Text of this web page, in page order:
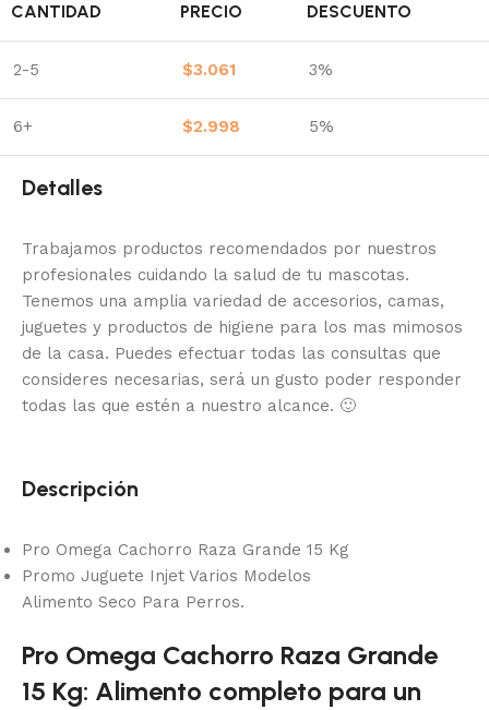
CANTIDAD PRECIO DESCUENTO
2-5 $3.061 3%
6+ $2.998 5%
Detalles
Trabajamos productos recomendados por nuestros
profesionales cuidando la salud de tu mascotas.
Tenemos una amplia variedad de accesorios, camas,
juguetes y productos de higiene para los mas mimosos
de la casa. Puedes efectuar todas las consultas que
consideres necesarias, será un gusto poder responder
todas las que estén a nuestro alcance. 🙂
Descripción
Pro Omega Cachorro Raza Grande 15 Kg
Promo Juguete Injet Varios Modelos
Alimento Seco Para Perros.
Pro Omega Cachorro Raza Grande
15 Kg: Alimento completo para un